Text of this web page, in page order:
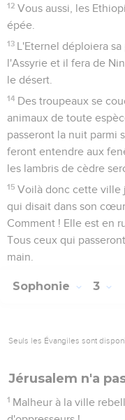
12 Vous aussi, les
épée.
13 L'Eternel déploiera
l'Assyrie et il fera de
le désert.
14 Des troupeaux se
animaux de toute
passeront la nuit parmi
feront entendre aux
les lambris de cèdre
15 Voilà donc cette ville
qui disait dans son
Comment ! Elle est en
Tous ceux qui
main.
Sophonie 3
Seuls les Évangiles sont
Jérusalem n'a
1 Malheur à la ville